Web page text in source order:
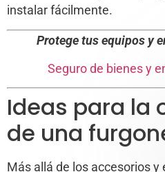
instalar fácilmente.
Protege tus equipos y
Seguro de bienes y
Ideas para la
de una
Más allá de los accesorios y